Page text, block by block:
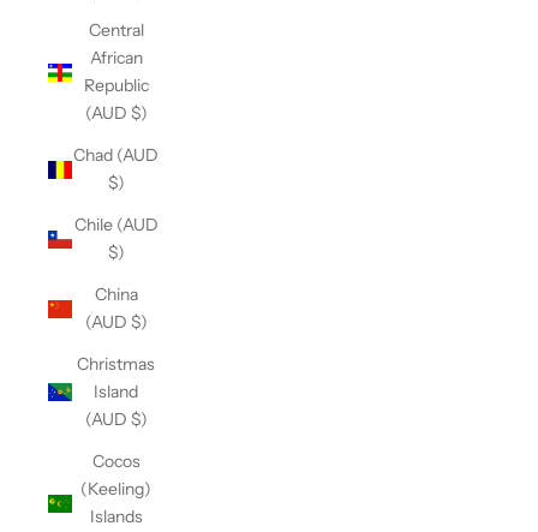
Central
African
Republic
(AUD $)
Chad (AUD
$)
Chile (AUD
$)
China
(AUD $)
Christmas
Island
(AUD $)
Cocos
(Keeling)
Islands